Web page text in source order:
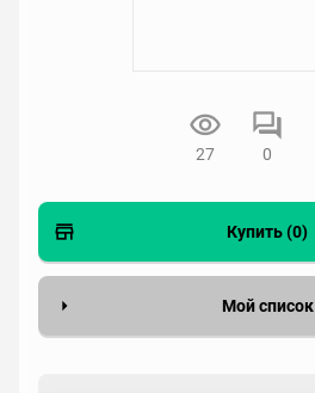
27 0
Купить (0)
Мой список